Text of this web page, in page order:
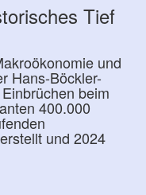
Tief
und
Hans-Böckler-
beim
400.000
und 2024